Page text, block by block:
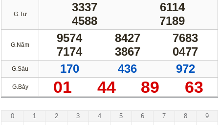
G.Tư
3337
6114
4588
7189
G.Năm
9574 8427
7683
7174
3867 0477
G.Sáu 170 436 972
G.Bảy 01 44 89 63
0 1 2 3 4 5 6 7 8 9